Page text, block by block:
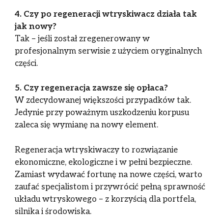
4. Czy po regeneracji wtryskiwacz działa tak
jak nowy?
Tak – jeśli został zregenerowany w
profesjonalnym serwisie z użyciem oryginalnych
części.
5. Czy regeneracja zawsze się opłaca?
W zdecydowanej większości przypadków tak.
Jedynie przy poważnym uszkodzeniu korpusu
zaleca się wymianę na nowy element.
Regeneracja wtryskiwaczy to rozwiązanie
ekonomiczne, ekologiczne i w pełni bezpieczne.
Zamiast wydawać fortunę na nowe części, warto
zaufać specjalistom i przywrócić pełną sprawność
układu wtryskowego – z korzyścią dla portfela,
silnika i środowiska.